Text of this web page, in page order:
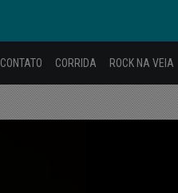
CONTATO CORRIDA ROCK NA VEIA